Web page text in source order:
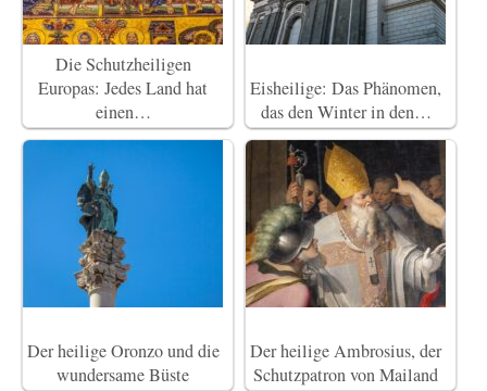
Die Schutzheiligen
Europas: Jedes Land hat
einen…
Eisheilige: Das Phänomen,
das den Winter in den…
Der heilige Oronzo und die
wundersame Büste
Der heilige Ambrosius, der
Schutzpatron von Mailand